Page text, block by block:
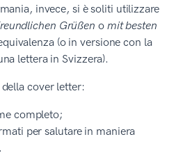
invece, si è soliti utilizzare
Grüßen o mit besten
(o in versione con la
lettera in Svizzera).
cover letter:
completo;
per salutare in maniera